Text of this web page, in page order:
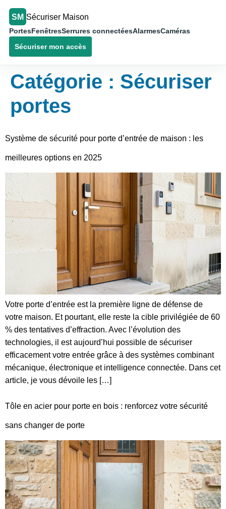
SM Sécuriser Maison
PortesFenêtresSerrures connectéesAlarmesCaméras
Sécuriser mon accès
Catégorie : Sécuriser
portes
Système de sécurité pour porte d’entrée de maison : les
meilleures options en 2025
Votre porte d’entrée est la première ligne de défense de
votre maison. Et pourtant, elle reste la cible privilégiée de 60
% des tentatives d’effraction. Avec l’évolution des
technologies, il est aujourd’hui possible de sécuriser
efficacement votre entrée grâce à des systèmes combinant
mécanique, électronique et intelligence connectée. Dans cet
article, je vous dévoile les […]
Tôle en acier pour porte en bois : renforcez votre sécurité
sans changer de porte